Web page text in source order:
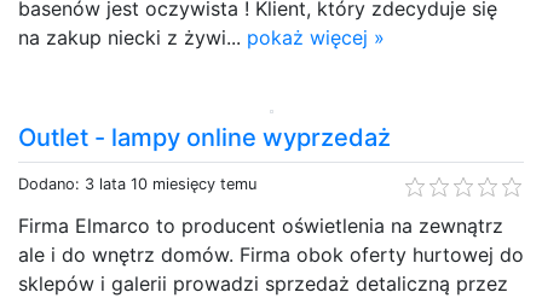
basenów jest oczywista ! Klient, który zdecyduje się
na zakup niecki z żywi... pokaż więcej »
Outlet - lampy online wyprzedaż
Dodano: 3 lata 10 miesięcy temu
Firma Elmarco to producent oświetlenia na zewnątrz
ale i do wnętrz domów. Firma obok oferty hurtowej do
sklepów i galerii prowadzi sprzedaż detaliczną przez